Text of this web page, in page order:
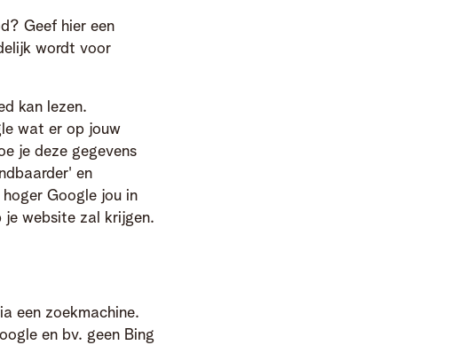
Geef hier een
wordt voor
kan lezen.
wat er op jouw
je deze gegevens
en
Google jou in
je website zal krijgen.
een zoekmachine.
en bv. geen Bing